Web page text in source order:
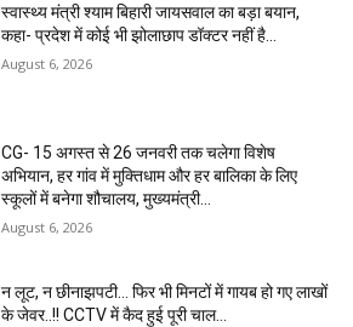
स्वास्थ्य मंत्री श्याम बिहारी जायसवाल का बड़ा बयान,
कहा- प्रदेश में कोई भी झोलाछाप डॉक्टर नहीं है…
August 6, 2026
CG- 15 अगस्त से 26 जनवरी तक चलेगा विशेष
अभियान, हर गांव में मुक्तिधाम और हर बालिका के लिए
स्कूलों में बनेगा शौचालय, मुख्यमंत्री...
August 6, 2026
न लूट, न छीनाझपटी… फिर भी मिनटों में गायब हो गए लाखों
के जेवर..!! CCTV में कैद हुई पूरी चाल…